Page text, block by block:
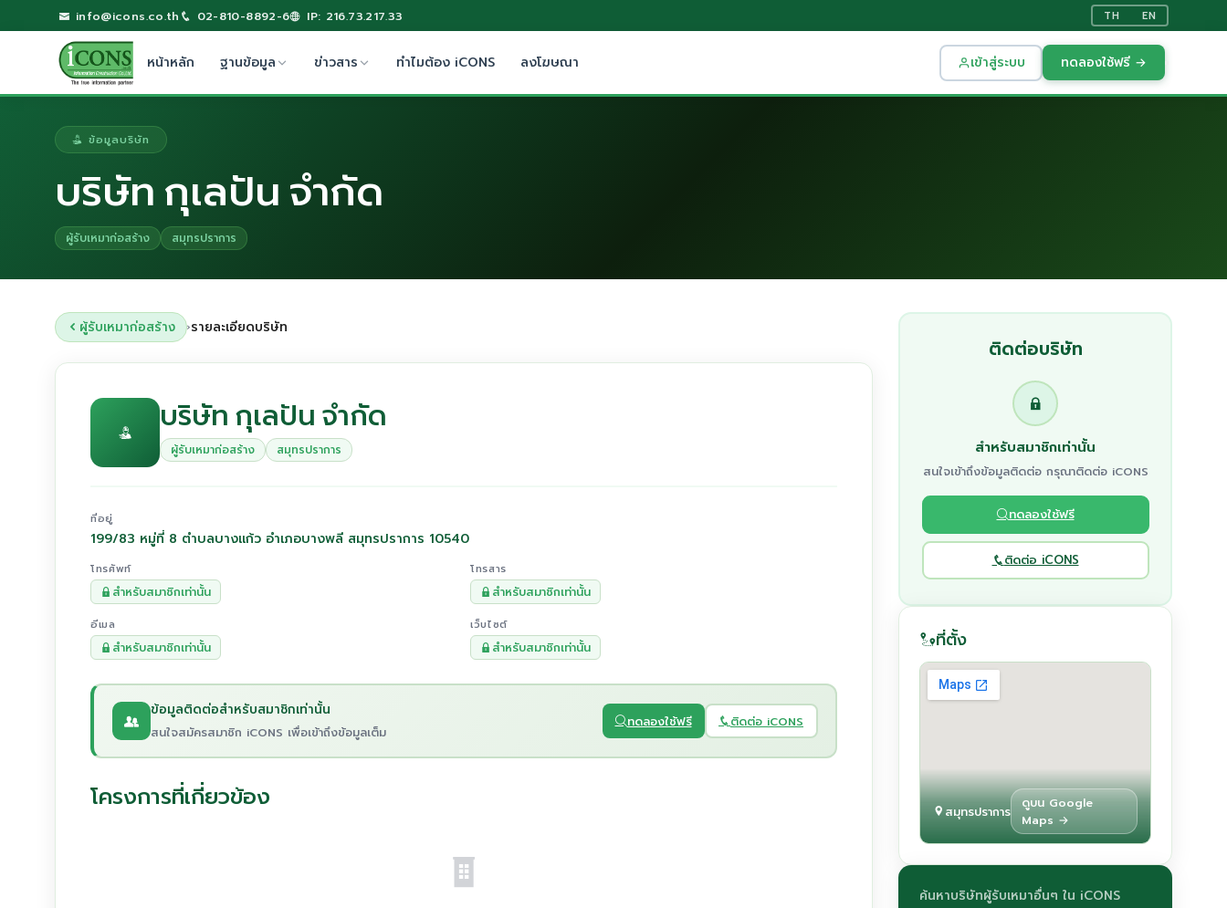
info@icons.co.th 02-810-8892-6 IP: 216.73.217.33 TH EN
หน้าหลัก ฐานข้อมูล ข่าวสาร ทำไมต้อง iCONS ลงโฆษณา เข้าสู่ระบบ ทดลองใช้ฟรี →
ข้อมูลบริษัท
บริษัท กุเลปัน จำกัด
ผู้รับเหมาก่อสร้าง สมุทรปราการ
ผู้รับเหมาก่อสร้าง ›รายละเอียดบริษัท
บริษัท กุเลปัน จำกัด
ผู้รับเหมาก่อสร้าง สมุทรปราการ
ที่อยู่
199/83 หมู่ที่ 8 ตำบลบางแก้ว อำเภอบางพลี สมุทรปราการ 10540
โทรศัพท์
สำหรับสมาชิกเท่านั้น
โทรสาร
สำหรับสมาชิกเท่านั้น
อีเมล
สำหรับสมาชิกเท่านั้น
เว็บไซต์
สำหรับสมาชิกเท่านั้น
ข้อมูลติดต่อสำหรับสมาชิกเท่านั้น
สนใจสมัครสมาชิก iCONS เพื่อเข้าถึงข้อมูลเต็ม
ทดลองใช้ฟรี ติดต่อ iCONS
โครงการที่เกี่ยวข้อง
ติดต่อบริษัท
สำหรับสมาชิกเท่านั้น
สนใจเข้าถึงข้อมูลติดต่อ กรุณาติดต่อ iCONS
ทดลองใช้ฟรี
ติดต่อ iCONS
ที่ตั้ง
สมุทรปราการ
ดูบน Google
Maps →
ค้นหาบริษัทผู้รับเหมาอื่นๆ ใน iCONS